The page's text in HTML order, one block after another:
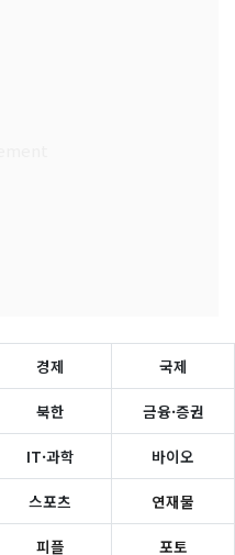
경제 국제
북한 금융·증권
IT·과학 바이오
스포츠 연재물
피플 포토